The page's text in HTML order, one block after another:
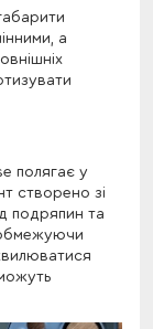
а
полягає у
створено зі
подряпин та
обмежуючи